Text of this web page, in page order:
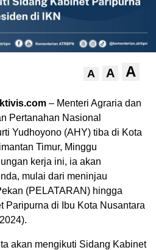
A A A
– Menteri Agraria dan
Pertanahan Nasional
Yudhoyono (AHY) tiba di Kota
Timur, Minggu
kerja ini, ia akan
mulai dari meninjau
(PELATARAN) hingga
Paripurna di Ibu Kota Nusantara
akan mengikuti Sidang Kabinet